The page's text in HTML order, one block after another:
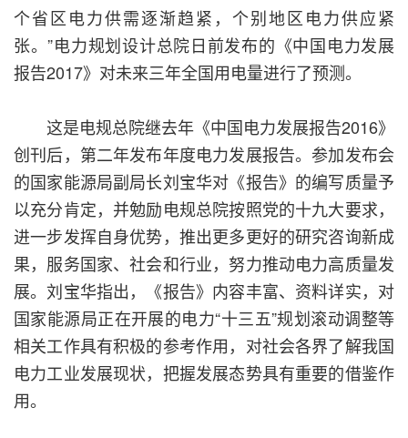
个省区电力供需逐渐趋紧，个别地区电力供应紧
张。”电力规划设计总院日前发布的《中国电力发展
报告2017》对未来三年全国用电量进行了预测。
这是电规总院继去年《中国电力发展报告2016》
创刊后，第二年发布年度电力发展报告。参加发布会
的国家能源局副局长刘宝华对《报告》的编写质量予
以充分肯定，并勉励电规总院按照党的十九大要求，
进一步发挥自身优势，推出更多更好的研究咨询新成
果，服务国家、社会和行业，努力推动电力高质量发
展。刘宝华指出，《报告》内容丰富、资料详实，对
国家能源局正在开展的电力“十三五”规划滚动调整等
相关工作具有积极的参考作用，对社会各界了解我国
电力工业发展现状，把握发展态势具有重要的借鉴作
用。